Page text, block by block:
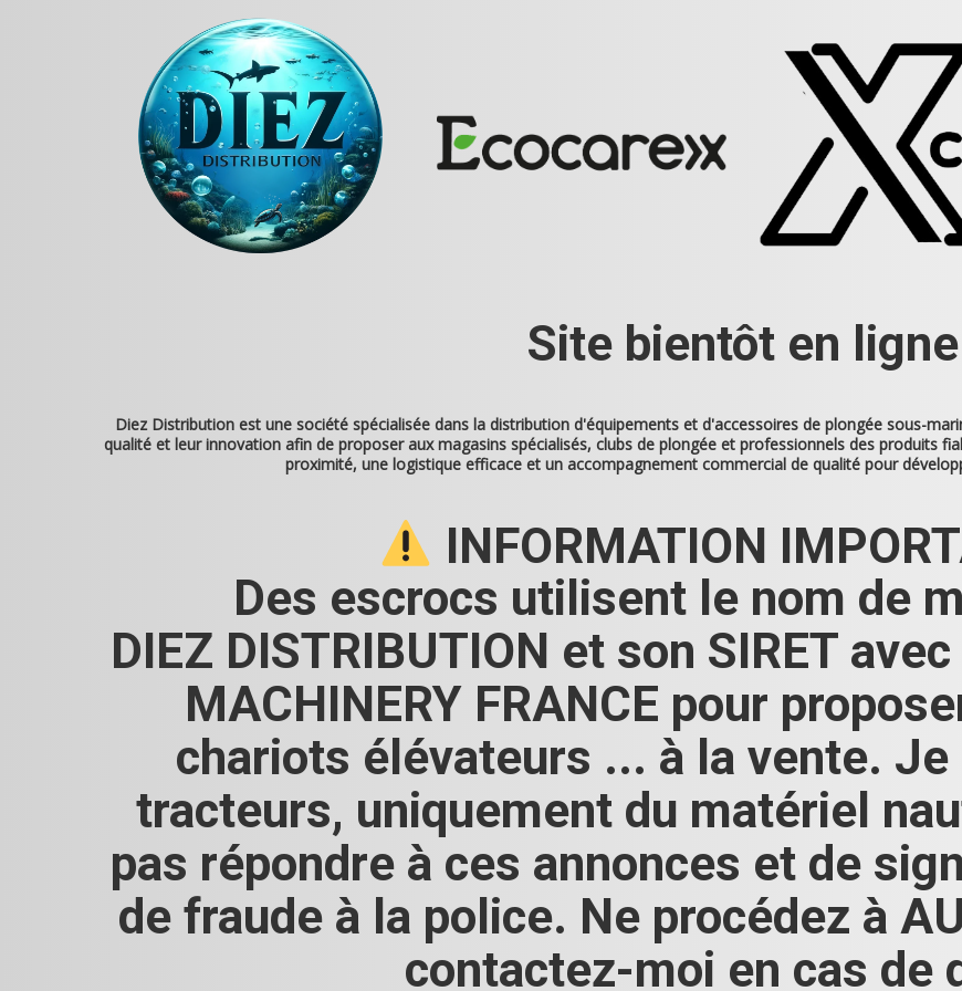
Site bientôt en ligne
Diez Distributionest une société spécialisée dans la distribution d'équipements et d'accessoires de plongée sous-
qualité et leur innovation afin de proposer aux magasins spécialisés, clubs de plongée et professionnels des produits
proximité, une logistique efficace et un accompagnement commercial de qualité pour
INFORMATION
Des escrocs utilisent le nom de
DIEZ DISTRIBUTION et son SIRET
MACHINERY FRANCE pour
chariots élévateurs ... à la vente. Je
tracteurs, uniquement du matériel
pas répondre à ces annonces et de
de fraude à la police. Ne procédez à
contactez-moi en cas de